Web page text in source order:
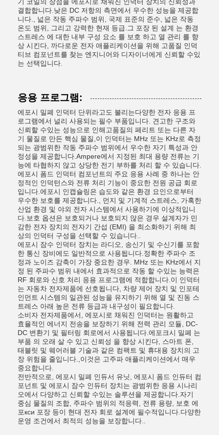
결합합니다.낮은 DC 저항의 측면에서 우수한 성능을 제공합
니다., 넓은 작동 주파수 범위, 국제 표준의 준수, 넓은 작동
온도 범위, 그리고 강력한 현재 등급.그 포장 된 설계 는 환경
스트레스 에 대한 내부 구성 요소 를 보호 하고 열 관리 를 향
상 시킨다, 까다로운 전자 애플리케이션을 위해 고품질 인덕
티브 컴포넌트를 찾는 엔지니어와 디자이너에게 신뢰할 수있
는 선택입니다.
응용 프로그램:
에포시 밀폐 인덕터 단위라고도 불리는다양한 전자 응용 프
로그램에서 널리 사용되는 필수 부품입니다. 견고한 구조와
신뢰할 수있는 성능으로 인해고품질의 페리트 또는 다른 자
기 물질로 만든 핵심 물질,이 인덕터는 MHz 또는 KHz로 측정
되는 광범위한 작동 주파수 범위에서 우수한 자기 특성과 안
정성을 제공합니다.Ampere에서 지정된 최대 용량 전류는 기
능에 타협하지 않고 상당한 전기 부하를 처리 할 수 있습니다.
에포시 폼드 인덕터 컴포넌트의 주요 응용 사례 중 하나는 안
정적인 인덕턴스와 전류 처리 기능이 중요한 전원 공급 회로
입니다.에포시 인캡슐링은 습도와 같은 환경 요인으로부터
우수한 보호를 제공합니다., 먼지 및 기계적 스트레스, 가혹한
산업 환경 및 야외 전자 시스템에서 사용하기에 이상적입니
다.보호 옵션은 보호되거나 보호되지 않은 경우 설계자가 민
감한 전자 장치의 전자기 간섭 (EMI) 을 최소화하기 위해 최
상의 인덕터 구성을 선택할 수 있습니다..
에포시 잠수 인덕터 장치는 라디오, 송신기 및 수신기를 포함
한 통신 장비에도 일반적으로 사용됩니다.정확한 주파수 조
정과 노이즈 감축이 가장 중요한 경우. MHz 또는 KHz에서 지
정 된 주파수 범위 내에서 효과적으로 작동 할 수있는 능력은
RF 회로와 신호 처리 응용 프로그램에 적합합니다.이 인덕터
는 자동차 전자제품에 선호됩니다, 차량 제어 장치 및 인포테
인먼트 시스템의 일관된 성능을 유지하기 위해 열 및 진동 스
트레스 아래 높은 전류 등급과 내구성이 필요합니다.
소비자 전자제품에서, 에포시로 채워진 인덕터는 원활하고
효율적인 에너지 전송을 보장하기 위해 전력 관리 모듈, DC-
DC 변환기 및 필터링 회로에서 사용됩니다.에포크시 밀폐 는
부품 의 오래 살 수 있고 신뢰성 을 향상 시킨다, 스마트 폰,
태블릿 및 웨어러블 기술과 같은 컴팩트 및 휴대용 장치의 고
장 위험을 줄입니다.,이것은 고주파 애플리케이션에서 매우
중요합니다.
전반적으로, 에포시 밀폐 인듀서 유닛, 에포시 폼드 인듀터 컴
포넌트 및 에포시 잠수 인듀터 장치는 광범위한 응용 시나리
오에서 다양하고 신뢰할 수있는 솔루션을 제공합니다.자기
중심 물질의 조합, 주파수 범위의 적응력, 전류 용량, 보호 에
포кси 포장 등이 현대 전자 회로 설계에 필수적입니다.다양한
운영 조건에서 최적의 성능을 보장합니다..